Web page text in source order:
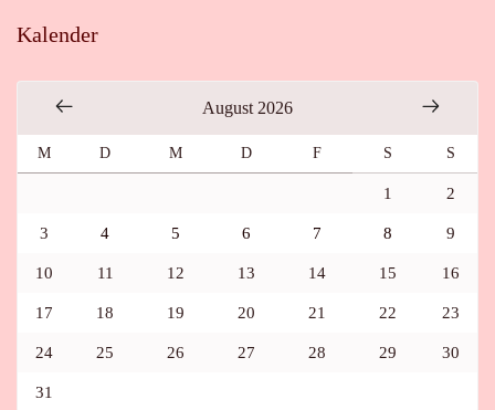
Kalender
August 2026
M D M D F S S
1 2
3 4 5 6 7 8 9
10 11 12 13 14 15 16
17 18 19 20 21 22 23
24 25 26 27 28 29 30
31